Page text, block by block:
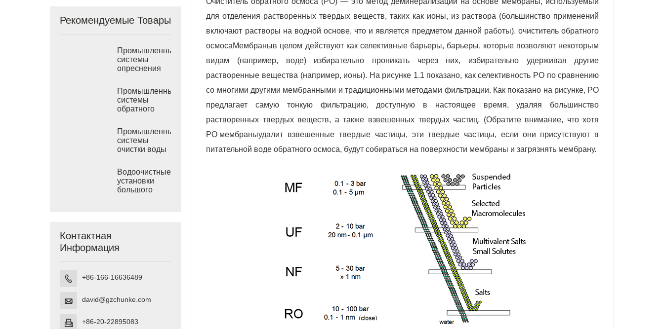
Рекомендуемые Товары
Промышленные
системы
опреснения
РО
Промышленные
системы
обратного
солоноватой
воды
Промышленные
системы
очистки воды
осмосом
Водоочистные
установки
большого
Контактная
Информация
 +86-166-16636489
 david@gzchunke.com
 +86-20-22895083
для отделения растворенных твердых веществ, таких как ионы, из раствора (большинство применений
включают растворы на водной основе, что и является предметом данной работы). очиститель обратного
осмосаМембраныв целом действуют как селективные барьеры, барьеры, которые позволяют некоторым
видам (например, воде) избирательно проникать через них, избирательно удерживая другие
растворенные вещества (например, ионы). На рисунке 1.1 показано, как селективность РО по сравнению
со многими другими мембранными и традиционными методами фильтрации. Как показано на рисунке, РО
предлагает самую тонкую фильтрацию, доступную в настоящее время, удаляя большинство
растворенных твердых веществ, а также взвешенных твердых частиц. (Обратите внимание, что хотя
РО мембраныудалит взвешенные твердые частицы, эти твердые частицы, если они присутствуют в
питательной воде обратного осмоса, будут собираться на поверхности мембраны и загрязнять мембрану.